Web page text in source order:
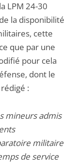
LPM 24-30
la disponibilité
cette
que par une
pour cela
dont le
:
mineurs admis
militaire
de service